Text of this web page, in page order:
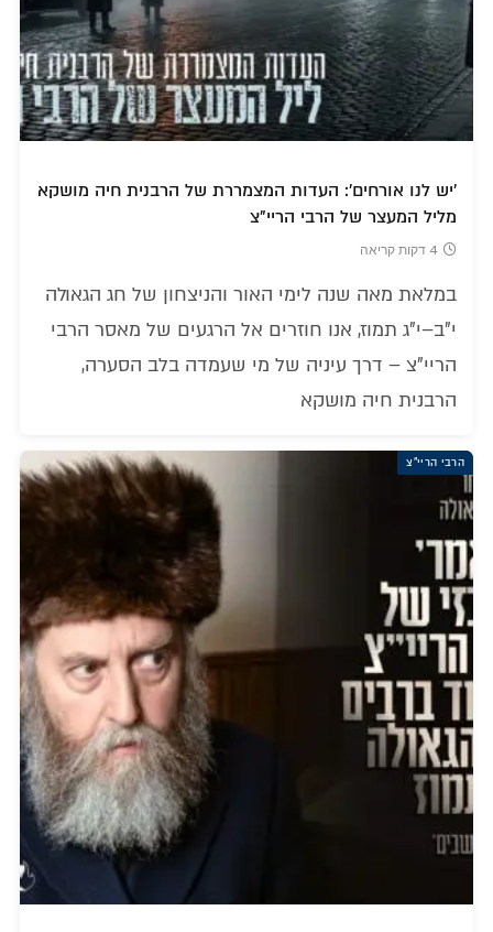
'יש לנו אורחים': העדות המצמררת של הרבנית חיה מושקא
מליל המעצר של הרבי הריי"צ
4 דקות קריאה
במלאת מאה שנה לימי האור והניצחון של חג הגאולה
י"ב–י"ג תמוז, אנו חוזרים אל הרגעים של מאסר הרבי
הריי"צ – דרך עיניה של מי שעמדה בלב הסערה,
הרבנית חיה מושקא
הרבי הריי"צ